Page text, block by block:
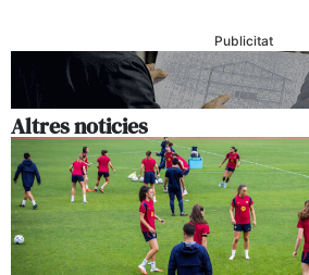
Publicitat
Altres noticies